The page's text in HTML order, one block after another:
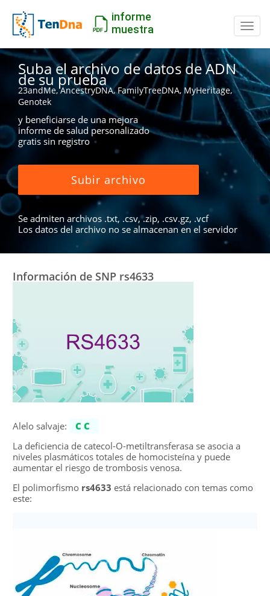
informe
muestra
Suba el archivo de datos de ADN
de su prueba
23andMe, AncestryDNA, FamilyTreeDNA, MyHeritage,
Genotek
y beneficiarse de una mejora
informe de salud personalizado
gratis sin registro
Subir archivo
Se admiten archivos .txt, .csv, .zip, .csv.gz, .vcf
Los datos del archivo no se almacenan en el servidor
Información de SNP rs4633
Alelo salvaje:
CC
La deficiencia de catecol-O-metiltransferasa se asocia a
niveles plasmáticos totales de homocisteína y puede
aumentar el riesgo de trombosis venosa.
El polimorfismo rs4633 está relacionado con temas como
este: